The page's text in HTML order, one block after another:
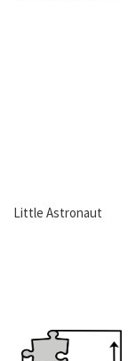
Little Astronaut